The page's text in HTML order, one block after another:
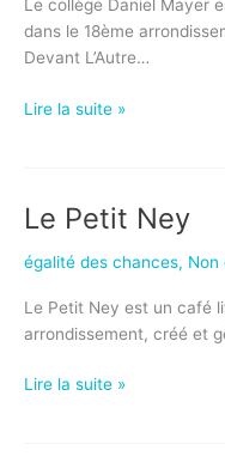
Le collège Daniel Mayer
dans le 18ème
Devant L’Autre…
Le
Lire la suite »
Le Petit Ney
égalité des chances, Non
Le Petit Ney est un café
arrondissement, créé et
Le
Lire la suite »